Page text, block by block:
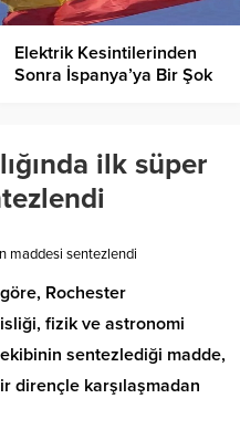
Elektrik Kesintilerinden
Sonra İspanya’ya Bir Şok
ilk süper
maddesi sentezlendi
Rochester
fizik ve astronomi
sentezlediği madde,
dirençle karşılaşmadan